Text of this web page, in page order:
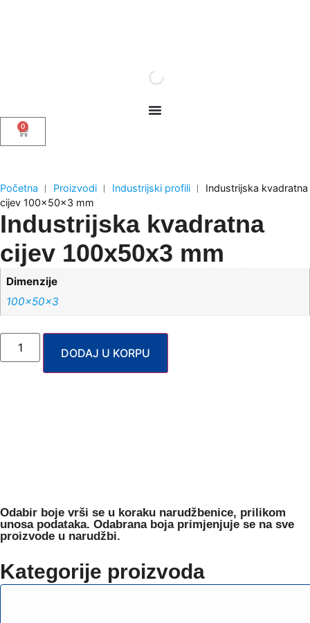
0
Početna ︱ Proizvodi ︱ Industrijski profili ︱ Industrijska kvadratna
cijev 100x50x3 mm
Industrijska kvadratna
cijev 100x50x3 mm
Dimenzije
100x50x3
DODAJ U KORPU
Odabir boje vrši se u koraku narudžbenice, prilikom
unosa podataka. Odabrana boja primjenjuje se na sve
proizvode u narudžbi.
Kategorije proizvoda